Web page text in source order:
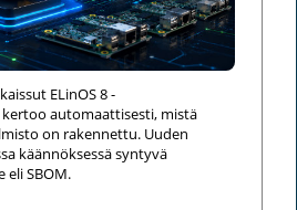
ELinOS 8 -
automaattisesti, mistä
on rakennettu. Uuden
käännöksessä syntyvä
SBOM.